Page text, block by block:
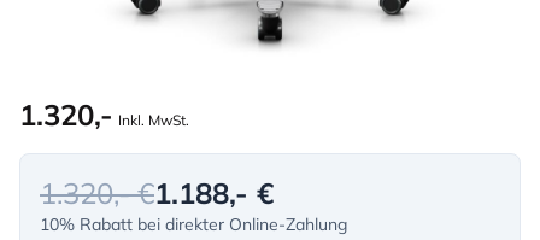
1.320,- Inkl. MwSt.
1.320,- €1.188,- €
10% Rabatt bei direkter Online-Zahlung